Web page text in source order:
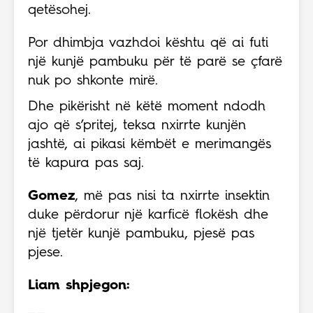
qetësohej.
Por dhimbja vazhdoi kështu që ai futi
një kunjë pambuku për të parë se çfarë
nuk po shkonte mirë.
Dhe pikërisht në këtë moment ndodh
ajo që s’pritej, teksa nxirrte kunjën
jashtë, ai pikasi këmbët e merimangës
të kapura pas saj.
Gomez, më pas nisi ta nxirrte insektin
duke përdorur një karficë flokësh dhe
një tjetër kunjë pambuku, pjesë pas
pjese.
Liam shpjegon: